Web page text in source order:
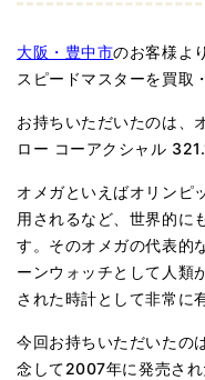
大阪・豊中市のお客様よ
スピードマスターを買取
お持ちいただいたのは、
ロー コーアクシャル
オメガといえばオリンピ
用されるなど、世界的に
す。そのオメガの代表的
ーンウォッチとして人類
された時計として非常に
今回お持ちいただいたの
念して2007年に発売され